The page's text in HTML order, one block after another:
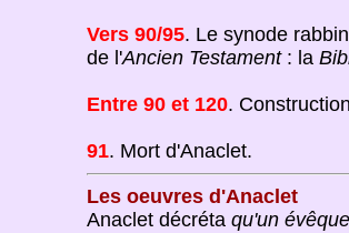
Vers 90/95. Le synode
de l'Ancien Testament: la
Entre 90 et 120.
91. Mort d'Anaclet.
Les oeuvres d'Anaclet
Anaclet décréta qu'un